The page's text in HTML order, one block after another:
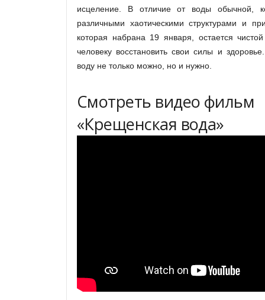
исцеление. В отличие от воды обычной,
различными хаотическими структурами и
которая набрана 19 января, остается
человеку восстановить свои силы и
воду не только можно, но и нужно.
Смотреть видео фильм
«Крещенская вода»